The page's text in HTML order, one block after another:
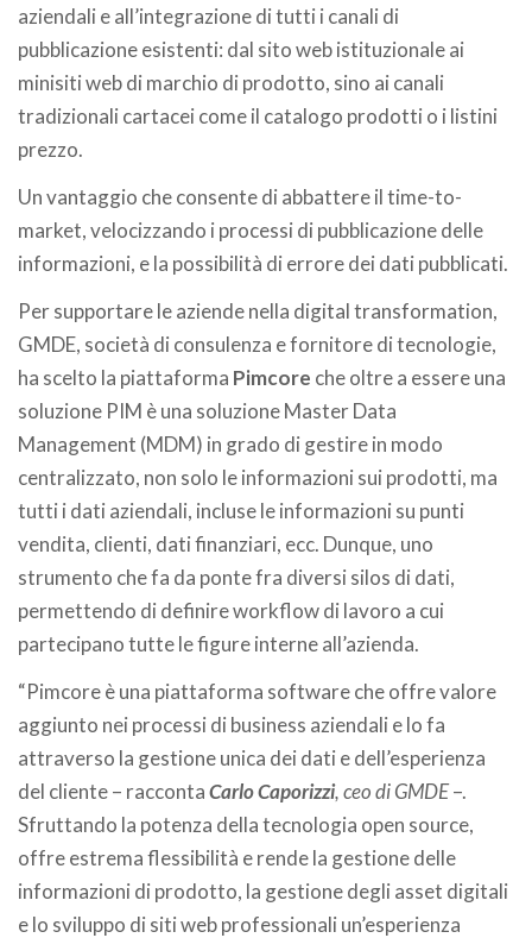
aziendali e all’integrazione di tutti i canali di
pubblicazione esistenti: dal sito web istituzionale ai
minisiti web di marchio di prodotto, sino ai canali
tradizionali cartacei come il catalogo prodotti o i listini
prezzo.
Un vantaggio che consente di abbattere il time-to-
market, velocizzando i processi di pubblicazione delle
informazioni, e la possibilità di errore dei dati pubblicati.
Per supportare le aziende nella digital transformation,
GMDE, società di consulenza e fornitore di tecnologie,
ha scelto la piattaforma Pimcore che oltre a essere una
soluzione PIM è una soluzione Master Data
Management (MDM) in grado di gestire in modo
centralizzato, non solo le informazioni sui prodotti, ma
tutti i dati aziendali, incluse le informazioni su punti
vendita, clienti, dati finanziari, ecc. Dunque, uno
strumento che fa da ponte fra diversi silos di dati,
permettendo di definire workflow di lavoro a cui
partecipano tutte le figure interne all’azienda.
“Pimcore è una piattaforma software che offre valore
aggiunto nei processi di business aziendali e lo fa
attraverso la gestione unica dei dati e dell’esperienza
del cliente – raccontaCarlo Caporizzi, ceo di GMDE–.
Sfruttando la potenza della tecnologia open source,
offre estrema flessibilità e rende la gestione delle
informazioni di prodotto, la gestione degli asset digitali
e lo sviluppo di siti web professionali un’esperienza